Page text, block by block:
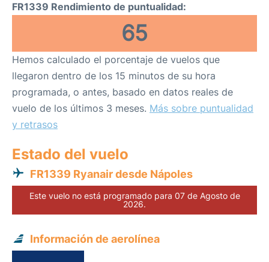
FR1339 Rendimiento de puntualidad:
65
Hemos calculado el porcentaje de vuelos que
llegaron dentro de los 15 minutos de su hora
programada, o antes, basado en datos reales de
vuelo de los últimos 3 meses. Más sobre puntualidad
y retrasos
Estado del vuelo
FR1339 Ryanair desde Nápoles
Este vuelo no está programado para 07 de Agosto de
2026.
Información de aerolínea